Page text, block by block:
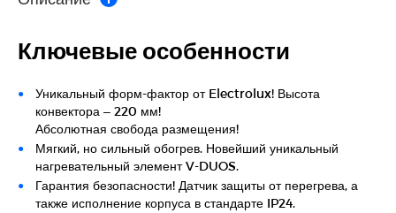
Ключевые особенности
Уникальный форм-фактор от Electrolux! Высота
конвектора – 220 мм!
Абсолютная свобода размещения!
Мягкий, но сильный обогрев. Новейший уникальный
нагревательный элемент V-DUOS.
Гарантия безопасности! Датчик защиты от перегрева, а
также исполнение корпуса в стандарте IP24.